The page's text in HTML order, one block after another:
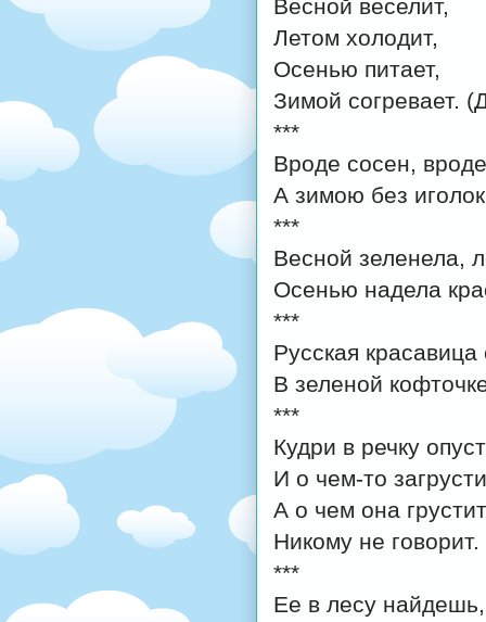
Весной веселит,
Летом холодит,
Осенью питает,
Зимой согревает.
***
Вроде сосен,
А зимою без
***
Весной зеленела,
Осенью надела
***
Русская
В зеленой
***
Кудри в речку
И о чем-то
А о чем она
Никому не
***
Ее в лесу найдешь,